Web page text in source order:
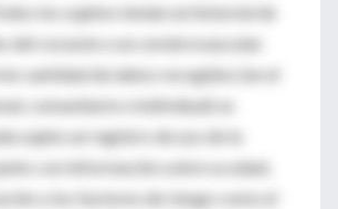
los sujetos tenían un historial de
del corazón o un cerebrovascular.
cantidad de datos recogidos (en el
comunitario e individual) se
sujeto un registro de uso de la
con información sobre su edad,
y los factores de riesgo como el